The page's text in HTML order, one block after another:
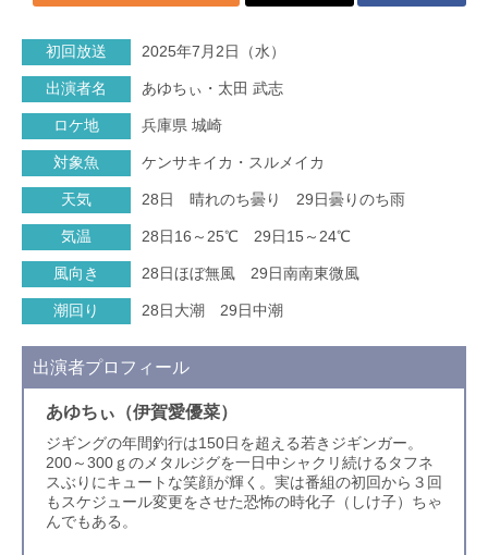
初回放送 2025年7月2日（水）
出演者名 あゆちぃ・太田 武志
ロケ地 兵庫県 城崎
対象魚 ケンサキイカ・スルメイカ
天気 28日 晴れのち曇り 29日曇りのち雨
気温 28日16～25℃ 29日15～24℃
風向き 28日ほぼ無風 29日南南東微風
潮回り 28日大潮 29日中潮
出演者プロフィール
あゆちぃ（伊賀愛優菜）
ジギングの年間釣行は150日を超える若きジギンガー。
200～300ｇのメタルジグを一日中シャクリ続けるタフネ
スぶりにキュートな笑顔が輝く。実は番組の初回から３回
もスケジュール変更をさせた恐怖の時化子（しけ子）ちゃ
んでもある。